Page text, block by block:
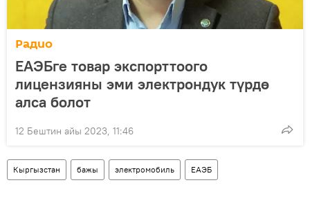
Радио
ЕАЭБге товар экспорттоого
лицензияны эми электрондук түрдө
алса болот
12 Бештин айы 2023, 11:46
Кыргызстан бажы электромобиль ЕАЭБ